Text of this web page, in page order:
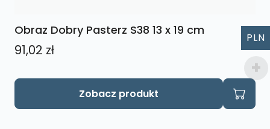
Obraz Dobry Pasterz S38 13 x 19 cm
91,02 zł
Zobacz produkt
PLN